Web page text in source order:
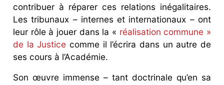
contribuer à réparer ces relations inégalitaires.
Les tribunaux – internes et internationaux – ont
leur rôle à jouer dans la « réalisation commune »
de la Justice comme il l’écrira dans un autre de
ses cours à l’Académie.
Son œuvre immense – tant doctrinale qu’en sa